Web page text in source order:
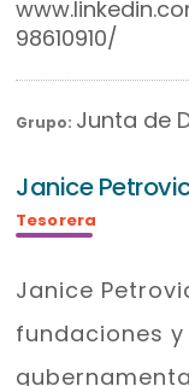
98610910/
Grupo: Junta de
Janice
Tesorera
Janice
fundaciones